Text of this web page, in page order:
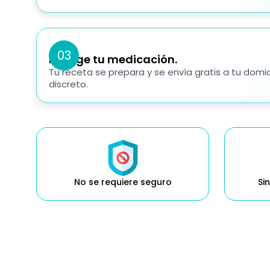
03
Recoge tu medicación.
Tu receta se prepara y se envía gratis a tu
discreto.
No se requiere seguro